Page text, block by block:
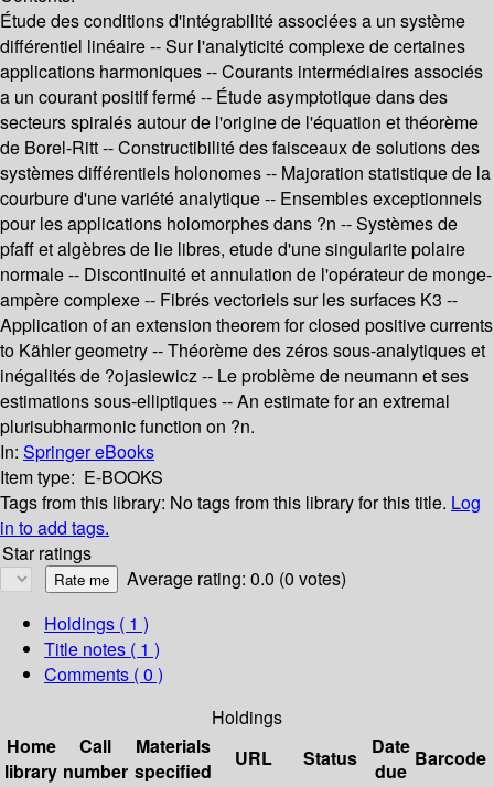
Étude des conditions d'intégrabilité associées a un système
différentiel linéaire -- Sur l'analyticité complexe de certaines
applications harmoniques -- Courants intermédiaires associés
a un courant positif fermé -- Étude asymptotique dans des
secteurs spiralés autour de l'origine de l'équation et théorème
de Borel-Ritt -- Constructibilité des faisceaux de solutions des
systèmes différentiels holonomes -- Majoration statistique de la
courbure d'une variété analytique -- Ensembles exceptionnels
pour les applications holomorphes dans ?n -- Systèmes de
pfaff et algèbres de lie libres, etude d'une singularite polaire
normale -- Discontinuité et annulation de l'opérateur de monge-
ampère complexe -- Fibrés vectoriels sur les surfaces K3 --
Application of an extension theorem for closed positive currents
to Kähler geometry -- Théorème des zéros sous-analytiques et
inégalités de ?ojasiewicz -- Le problème de neumann et ses
estimations sous-elliptiques -- An estimate for an extremal
plurisubharmonic function on ?n.
In: Springer eBooks
Item type: E-BOOKS
Tags from this library: No tags from this library for this title. Log
in to add tags.
Star ratings
Average rating: 0.0 (0 votes)
Holdings ( 1 )
Title notes ( 1 )
Comments ( 0 )
Holdings
Home
library
Call
number
Materials
specified
URL Status
Date
due
Barcode